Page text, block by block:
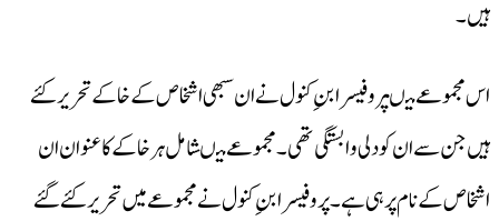
ہیں۔
اس مجموعے میںپروفیسرابنِ کنول نے ان سبھی اشخاص کے خاکے تحریر کئے
ہیں جن سے ان کو دلی وابستگی تھی۔ مجموعے میںشامل ہر خاکے کا عنوان ان
اشخاص کے نام پر ہی ہے ۔پروفیسرابنِ کنول نے مجموعے میں تحریر کئے گئے